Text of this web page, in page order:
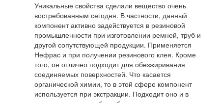
Уникальные свойства сделали вещество очень
востребованным сегодня. В частности, данный
компонент активно задействуется в резиновой
промышленности при изготовлении ремней, труб и
другой сопутствующей продукции. Применяется
Нефрас и при получении резинового клея. Кроме
того, он отлично подходит для обезжиривания
соединяемых поверхностей. Что касается
органической химии, то в этой сфере компонент
используется при экстракции. Подходит оно и в